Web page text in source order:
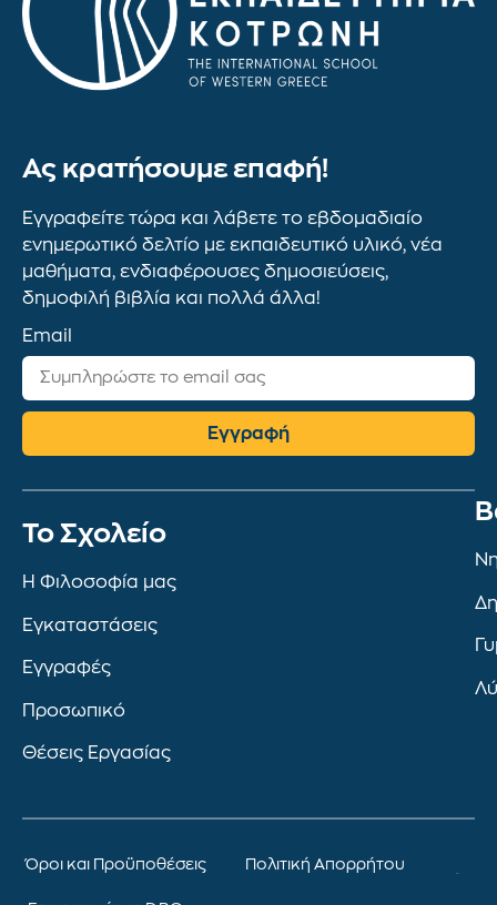
Ας κρατήσουμε επαφή!
Εγγραφείτε τώρα και λάβετε το εβδομαδιαίο
ενημερωτικό δελτίο με εκπαιδευτικό υλικό, νέα
μαθήματα, ενδιαφέρουσες δημοσιεύσεις,
δημοφιλή βιβλία και πολλά άλλα!
Email
Εγγραφή
To Σχολείο
Η Φιλοσοφία μας
Εγκαταστάσεις
Εγγραφές
Προσωπικό
Θέσεις Εργασίας
Όροι και Προϋποθέσεις Πολιτική Απορρήτου